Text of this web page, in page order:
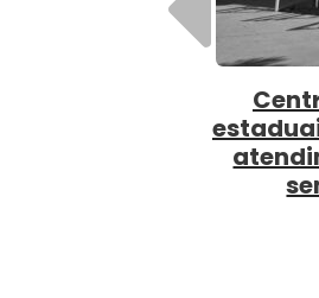
SES
saúde
Anterior